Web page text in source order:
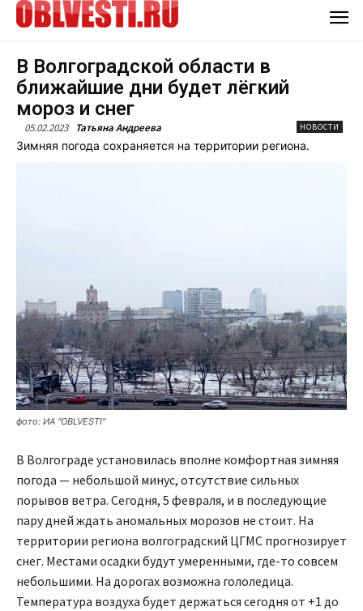
В Волгоградской области в
ближайшие дни будет лёгкий
мороз и снег
05.02.2023 Татьяна Андреева НОВОСТИ
Зимняя погода сохраняется на территории региона.
фото: ИА "OBLVESTI"
В Волгограде установилась вполне комфортная зимняя
погода — небольшой минус, отсутствие сильных
порывов ветра. Сегодня, 5 февраля, и в последующие
пару дней ждать аномальных морозов не стоит. На
территории региона волгоградский ЦГМС прогнозирует
снег. Местами осадки будут умеренными, где-то совсем
небольшими. На дорогах возможна гололедица.
Температура воздуха будет держаться сегодня от +1 до